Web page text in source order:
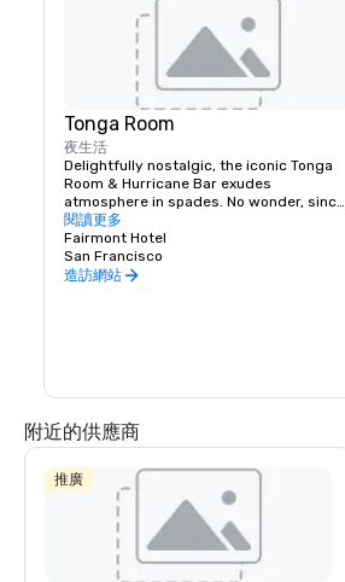
Tonga Room
夜生活
Delightfully nostalgic, the iconic Tonga
Room & Hurricane Bar exudes
atmosphere in spades. No wonder, since
it was a Hollywood set designer who
created the themed look and feel.
Guests gather around a large central
“lagoon,” once the hotel’s indoor
閱讀更多
Fairmont Hotel
San Francisco
造訪網站
附近的供應商
推廣